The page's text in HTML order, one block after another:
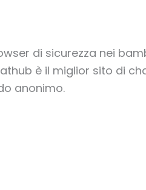
di sicurezza nei
è il miglior sito di
anonimo.